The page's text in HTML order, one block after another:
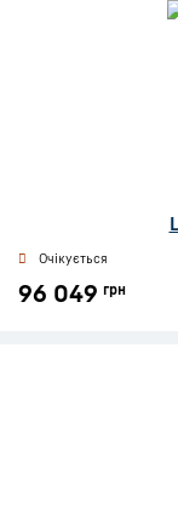
Очікується
96 049 грн